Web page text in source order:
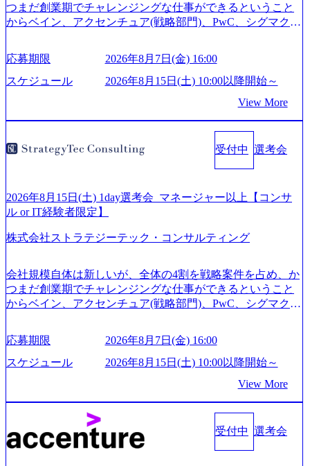
つまだ創業期でチャレンジングな仕事ができるということ
からベイン、アクセンチュア(戦略部門)、PwC、シグマクシ
が続々ジョインするピュアな戦略を伸ばす新興ファーム。
事業会社機能へ携われる可能性※SaaSプロダクト、地方創
生、メディアなど リモート比率99%、福岡や北海道在中者
業、通信業界に強みがあり、ヘルスケアな業界は広げてい
く予定 インセンティブ支給という他社にはない制度 ワンプ
始～ 2026年8月7日(金) 16:00 ※枠が限られておりますので、
ご応募いただいてもご対応できない可能性がございます ※
だいたご応募者様については、1dayではなく通常選考での
ご案内とさせていただきます ● 面接(1次・最終を一度の面
についてご連絡させていただきます。 ● 一日で最終面接ま
合、後日面接や面談のお時間をいただく場合がございます
● 面接、条件面談それぞれ最大1時間を想定しております ・
実施前日までに日程およびURLを共有させていただきます
・面接および条件面談ともに、どの時間開始となってもご
ますと幸いです ※1day選考会のご参加希望の方は、事前に
GAB試験を受検いただきます(受験期限は1day選考会実施日
の3日前まで)。 ※ただし、30代以上のコンサルファーム経
験3年以上の方はGAB受検免除、書類選考のみ。 書類選考
通過後に、GAB試験に合格している方へ1day選考会当日の
ご案内をさせていただきます。 急速なグローバル化により
既存事業では成長戦略を描く事が困難になった大手企業を
サポートするため、新規事業立案や既存事業のトランスフ
応募期限
2026年8月7日(金) 16:00
スケジュール
2026年8月15日(土) 10:00以降開始～
View More
受付中 選考会
2026年8月15日(土) 1day選考会_マネージャー以上【コンサ
ル or IT経験者限定】
株式会社ストラテジーテック・コンサルティング
会社規模自体は新しいが、全体の4割を戦略案件を占め、か
つまだ創業期でチャレンジングな仕事ができるということ
からベイン、アクセンチュア(戦略部門)、PwC、シグマクシ
が続々ジョインするピュアな戦略を伸ばす新興ファーム。
事業会社機能へ携われる可能性※SaaSプロダクト、地方創
生、メディアなど リモート比率99%、福岡や北海道在中者
業、通信業界に強みがあり、ヘルスケアな業界は広げてい
く予定 インセンティブ支給という他社にはない制度 ワンプ
ール制を敷く、柔軟な組織 2026年8月15日(土) 10:00以降開
始～ 2026年8月7日(金) 16:00 ※枠が限られておりますので、
ご応募いただいてもご対応できない可能性がございます ※
応募期限
2026年8月7日(金) 16:00
スケジュール
2026年8月15日(土) 10:00以降開始～
View More
受付中 選考会